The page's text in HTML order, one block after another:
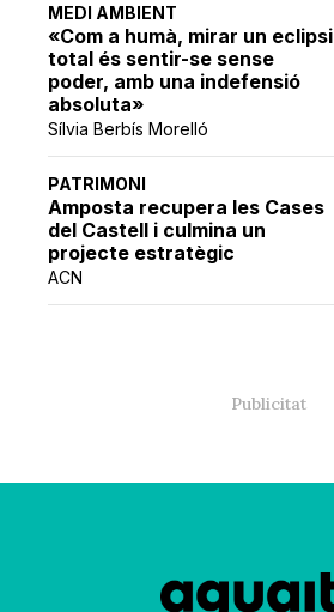
MEDI AMBIENT
«Com a humà, mirar un eclipsi
total és sentir-se sense
poder, amb una indefensió
absoluta»
Sílvia Berbís Morelló
PATRIMONI
Amposta recupera les Cases
del Castell i culmina un
projecte estratègic
ACN